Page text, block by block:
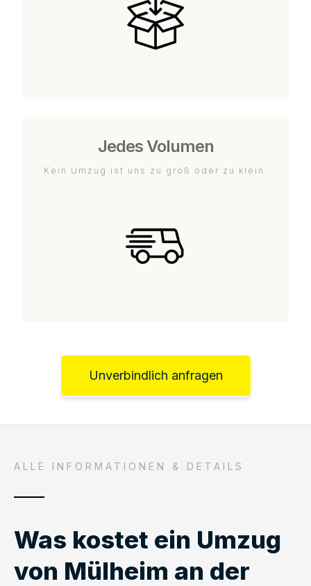
Jedes Volumen
Kein Umzug ist uns zu groß oder zu klein.
Unverbindlich anfragen
ALLE INFORMATIONEN & DETAILS
Was kostet ein Umzug
von Mülheim an der